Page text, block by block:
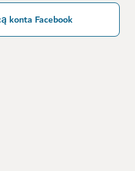
konta Facebook